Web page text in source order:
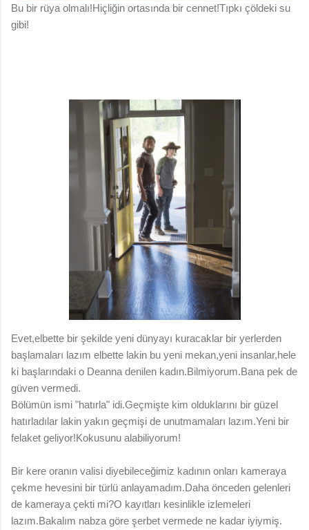
Bu bir rüya olmalı!Hiçliğin ortasında bir cennet!Tıpkı çöldeki su
gibi!
Evet,elbette bir şekilde yeni dünyayı kuracaklar bir yerlerden
başlamaları lazım elbette lakin bu yeni mekan,yeni insanlar,hele
ki başlarındaki o Deanna denilen kadın.Bilmiyorum.Bana pek de
güven vermedi.
Bölümün ismi "hatırla" idi.Geçmişte kim olduklarını bir güzel
hatırladılar lakin yakın geçmişi de unutmamaları lazım.Yeni bir
felaket geliyor!Kokusunu alabiliyorum!
Bir kere oranın valisi diyebileceğimiz kadının onları kameraya
çekme hevesini bir türlü anlayamadım.Daha önceden gelenleri
de kameraya çekti mi?O kayıtları kesinlikle izlemeleri
lazım.Bakalım nabza göre şerbet vermede ne kadar iyiymiş.